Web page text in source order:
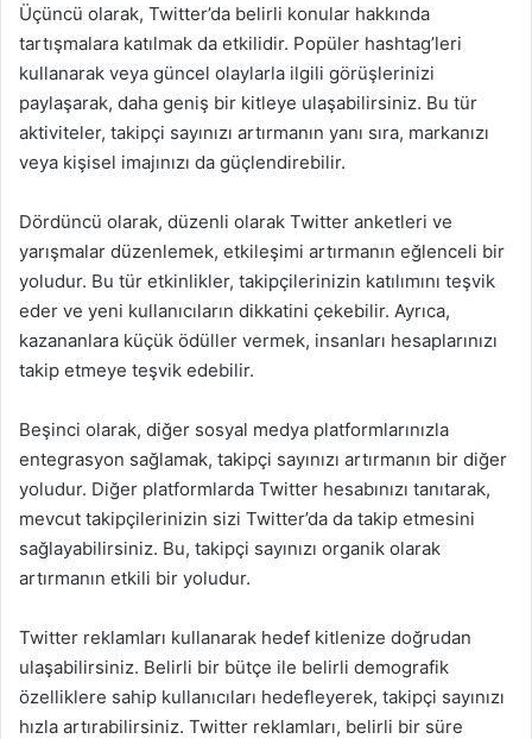
Üçüncü olarak, Twitter’da belirli konular hakkında
tartışmalara katılmak da etkilidir. Popüler hashtag’leri
kullanarak veya güncel olaylarla ilgili görüşlerinizi
paylaşarak, daha geniş bir kitleye ulaşabilirsiniz. Bu tür
aktiviteler, takipçi sayınızı artırmanın yanı sıra, markanızı
veya kişisel imajınızı da güçlendirebilir.
Dördüncü olarak, düzenli olarak Twitter anketleri ve
yarışmalar düzenlemek, etkileşimi artırmanın eğlenceli bir
yoludur. Bu tür etkinlikler, takipçilerinizin katılımını teşvik
eder ve yeni kullanıcıların dikkatini çekebilir. Ayrıca,
kazananlara küçük ödüller vermek, insanları hesaplarınızı
takip etmeye teşvik edebilir.
Beşinci olarak, diğer sosyal medya platformlarınızla
entegrasyon sağlamak, takipçi sayınızı artırmanın bir diğer
yoludur. Diğer platformlarda Twitter hesabınızı tanıtarak,
mevcut takipçilerinizin sizi Twitter’da da takip etmesini
sağlayabilirsiniz. Bu, takipçi sayınızı organik olarak
artırmanın etkili bir yoludur.
Twitter reklamları kullanarak hedef kitlenize doğrudan
ulaşabilirsiniz. Belirli bir bütçe ile belirli demografik
özelliklere sahip kullanıcıları hedefleyerek, takipçi sayınızı
hızla artırabilirsiniz. Twitter reklamları, belirli bir süre